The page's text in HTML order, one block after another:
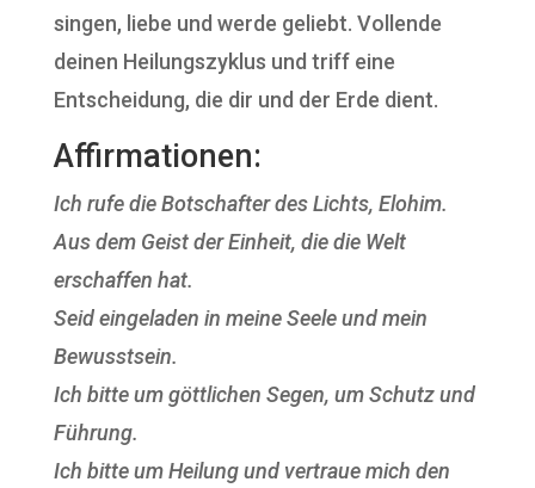
singen, liebe und werde geliebt. Vollende
deinen Heilungszyklus und triff eine
Entscheidung, die dir und der Erde dient.
Affirmationen:
Ich rufe die Botschafter des Lichts, Elohim.
Aus dem Geist der Einheit, die die Welt
erschaffen hat.
Seid eingeladen in meine Seele und mein
Bewusstsein.
Ich bitte um göttlichen Segen, um Schutz und
Führung.
Ich bitte um Heilung und vertraue mich den